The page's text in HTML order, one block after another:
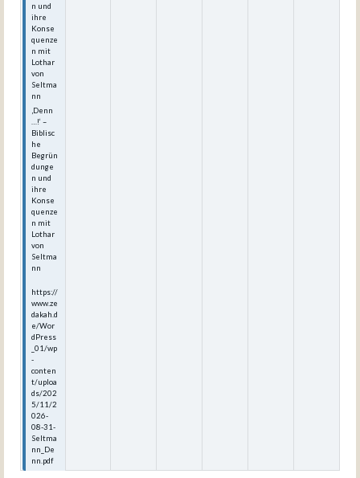
n und
ihre
Konse
quenze
n mit
Lothar
von
Seltma
nn
‚Denn
…!‘ –
Biblisc
he
Begrün
dunge
n und
ihre
Konse
quenze
n mit
Lothar
von
Seltma
nn
https://
www.ze
dakah.d
e/Wor
dPress
_01/wp
-
conten
t/uploa
ds/202
5/11/2
026-
08-31-
Seltma
nn_De
nn.pdf